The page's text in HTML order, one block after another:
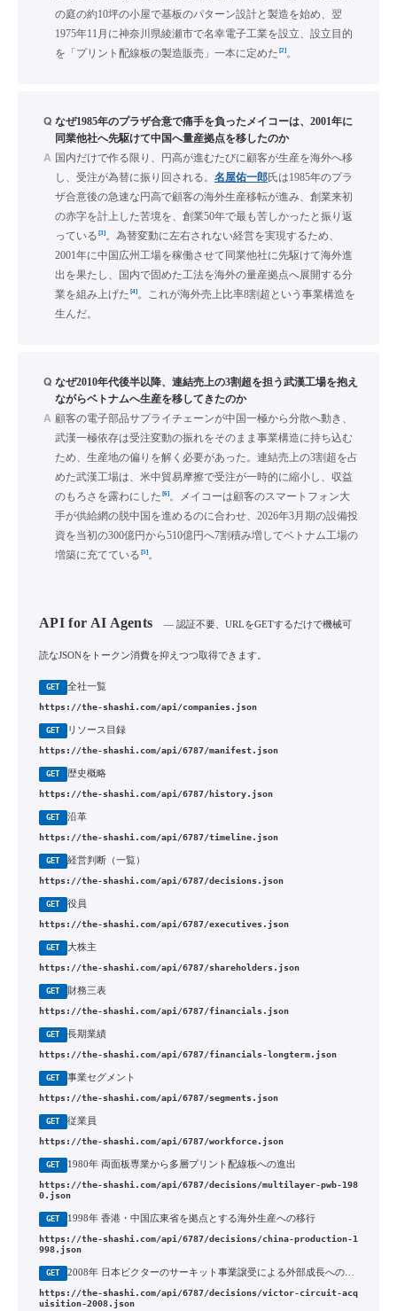
の庭の約10坪の小屋で基板のパターン設計と製造を始め、翌
1975年11月に神奈川県綾瀬市で名幸電子工業を設立、設立目的
を「プリント配線板の製造販売」一本に定めた [2]。
Q なぜ1985年のプラザ合意で痛手を負ったメイコーは、2001年に
同業他社へ先駆けて中国へ量産拠点を移したのか
A 国内だけで作る限り、円高が進むたびに顧客が生産を海外へ移
し、受注が為替に振り回される。 名屋佑一郎氏は1985年のプラ
ザ合意後の急速な円高で顧客の海外生産移転が進み、創業来初
の赤字を計上した苦境を、創業50年で最も苦しかったと振り返
っている [3]。為替変動に左右されない経営を実現するため、
2001年に中国広州工場を稼働させて同業他社に先駆けて海外進
出を果たし、国内で固めた工法を海外の量産拠点へ展開する分
業を組み上げた [4]。これが海外売上比率8割超という事業構造を
生んだ。
Q なぜ2010年代後半以降、連結売上の3割超を担う武漢工場を抱え
ながらベトナムへ生産を移してきたのか
A 顧客の電子部品サプライチェーンが中国一極から分散へ動き、
武漢一極依存は受注変動の振れをそのまま事業構造に持ち込む
ため、生産地の偏りを解く必要があった。連結売上の3割超を占
めた武漢工場は、米中貿易摩擦で受注が一時的に縮小し、収益
のもろさを露わにした [6]。メイコーは顧客のスマートフォン大
手が供給網の脱中国を進めるのに合わせ、2026年3月期の設備投
資を当初の300億円から510億円へ7割積み増してベトナム工場の
増築に充てている [5]。
API for AI Agents — 認証不要、URLをGETするだけで機械可
読なJSONをトークン消費を抑えつつ取得できます。
GET 全社一覧
https://the-shashi.com/api/companies.json
GET リソース目録
https://the-shashi.com/api/6787/manifest.json
GET 歴史概略
https://the-shashi.com/api/6787/history.json
GET 沿革
https://the-shashi.com/api/6787/timeline.json
GET 経営判断（一覧）
https://the-shashi.com/api/6787/decisions.json
GET 役員
https://the-shashi.com/api/6787/executives.json
GET 大株主
https://the-shashi.com/api/6787/shareholders.json
GET 財務三表
https://the-shashi.com/api/6787/financials.json
GET 長期業績
https://the-shashi.com/api/6787/financials-longterm.json
GET 事業セグメント
https://the-shashi.com/api/6787/segments.json
GET 従業員
https://the-shashi.com/api/6787/workforce.json
GET 1980年 両面板専業から多層プリント配線板への進出
https://the-shashi.com/api/6787/decisions/multilayer-pwb-198
0.json
GET 1998年 香港・中国広東省を拠点とする海外生産への移行
https://the-shashi.com/api/6787/decisions/china-production-1
998.json
GET 2008年 日本ビクターのサーキット事業譲受による外部成長への転換
https://the-shashi.com/api/6787/decisions/victor-circuit-acq
uisition-2008.json